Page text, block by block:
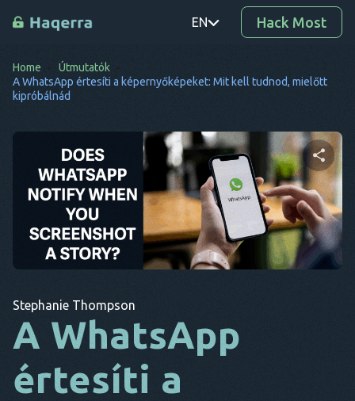
EN
PT
RO
DE
SV
KO
EL
CS
Hack Most
Home
Útmutatók
A WhatsApp értesíti a képernyőképeket: Mit kell tudnod, mielőtt
kipróbálnád
Ossza meg ezt a cikket
Twitter Facebook Link másolása
Stephanie Thompson
A WhatsApp
értesíti a